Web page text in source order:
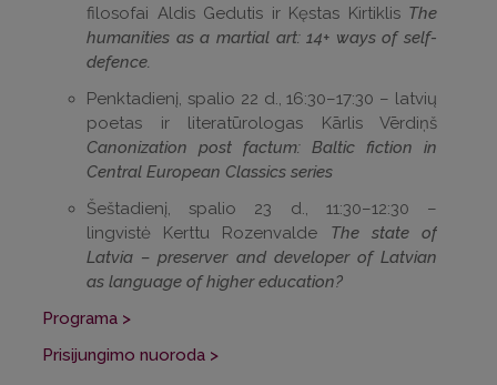
filosofai Aldis Gedutis ir Kęstas Kirtiklis The
humanities as a martial art: 14+ ways of self-
defence.
Penktadienį, spalio 22 d., 16:30–17:30 – latvių
poetas ir literatūrologas Kārlis Vērdiņš
Canonization post factum: Baltic fiction in
Central European Classics series
Šeštadienį, spalio 23 d., 11:30–12:30 –
lingvistė Kerttu Rozenvalde The state of
Latvia – preserver and developer of Latvian
as language of higher education?
Programa >
Prisijungimo nuoroda >